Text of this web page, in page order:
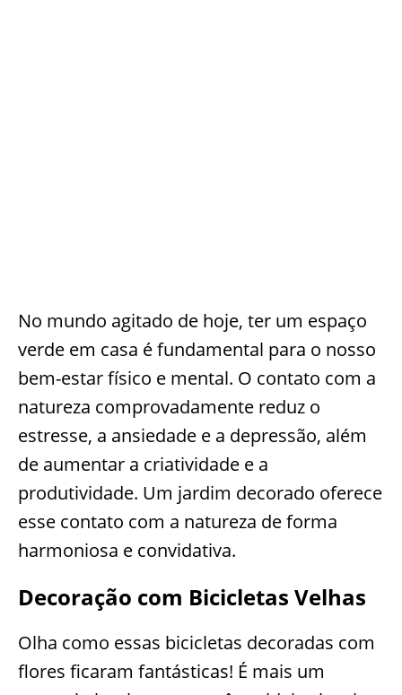
No mundo agitado de hoje, ter um espaço
verde em casa é fundamental para o nosso
bem-estar físico e mental. O contato com a
natureza comprovadamente reduz o
estresse, a ansiedade e a depressão, além
de aumentar a criatividade e a
produtividade. Um jardim decorado oferece
esse contato com a natureza de forma
harmoniosa e convidativa.
Decoração com Bicicletas Velhas
Olha como essas bicicletas decoradas com
flores ficaram fantásticas! É mais um